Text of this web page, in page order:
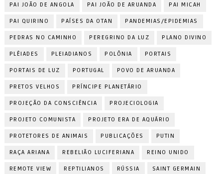
PAI JOÃO DE ANGOLA PAI JOÃO DE ARUANDA PAI MICAH
PAI QUIRINO PAÍSES DA OTAN PANDEMIAS/EPIDEMIAS
PEDRAS NO CAMINHO PEREGRINO DA LUZ PLANO DIVINO
PLÊIADES PLEIADIANOS POLÔNIA PORTAIS
PORTAIS DE LUZ PORTUGAL POVO DE ARUANDA
PRETOS VELHOS PRÍNCIPE PLANETÁRIO
PROJEÇÃO DA CONSCIÊNCIA PROJECIOLOGIA
PROJETO COMUNISTA PROJETO ERA DE AQUÁRIO
PROTETORES DE ANIMAIS PUBLICAÇÕES PUTIN
RAÇA ARIANA REBELIÃO LUCIFERIANA REINO UNIDO
REMOTE VIEW REPTILIANOS RÚSSIA SAINT GERMAIN